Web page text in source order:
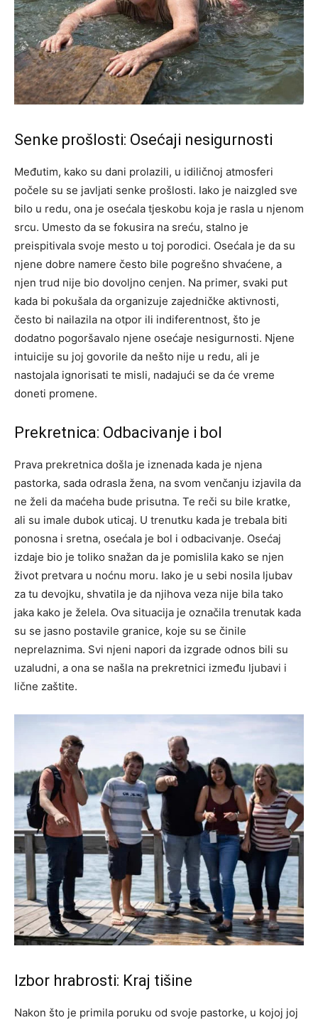
Senke prošlosti: Osećaji nesigurnosti
Međutim, kako su dani prolazili, u idiličnoj atmosferi
počele su se javljati senke prošlosti. Iako je naizgled sve
bilo u redu, ona je osećala tjeskobu koja je rasla u njenom
srcu. Umesto da se fokusira na sreću, stalno je
preispitivala svoje mesto u toj porodici. Osećala je da su
njene dobre namere često bile pogrešno shvaćene, a
njen trud nije bio dovoljno cenjen. Na primer, svaki put
kada bi pokušala da organizuje zajedničke aktivnosti,
često bi nailazila na otpor ili indiferentnost, što je
dodatno pogoršavalo njene osećaje nesigurnosti. Njene
intuicije su joj govorile da nešto nije u redu, ali je
nastojala ignorisati te misli, nadajući se da će vreme
doneti promene.
Prekretnica: Odbacivanje i bol
Prava prekretnica došla je iznenada kada je njena
pastorka, sada odrasla žena, na svom venčanju izjavila da
ne želi da maćeha bude prisutna. Te reči su bile kratke,
ali su imale dubok uticaj. U trenutku kada je trebala biti
ponosna i sretna, osećala je bol i odbacivanje. Osećaj
izdaje bio je toliko snažan da je pomislila kako se njen
život pretvara u noćnu moru. Iako je u sebi nosila ljubav
za tu devojku, shvatila je da njihova veza nije bila tako
jaka kako je želela. Ova situacija je označila trenutak kada
su se jasno postavile granice, koje su se činile
neprelaznima. Svi njeni napori da izgrade odnos bili su
uzaludni, a ona se našla na prekretnici između ljubavi i
lične zaštite.
Izbor hrabrosti: Kraj tišine
Nakon što je primila poruku od svoje pastorke, u kojoj joj